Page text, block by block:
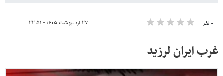
۰ نفر ۲۷ اردیبهشت ۱۴۰۵ - ۲۲:۵۱
غرب ایران لرزید